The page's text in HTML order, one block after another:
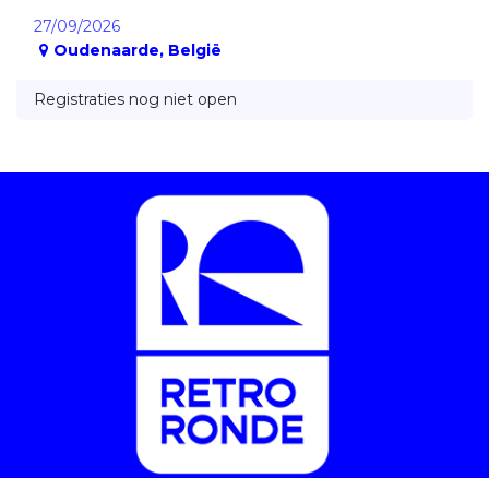
27/09/2026
Oudenaarde, België
Registraties nog niet open